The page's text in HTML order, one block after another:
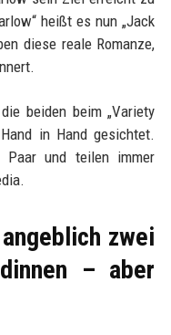
heißt es nun „Jack
diese reale Romanze,
beiden beim „Variety
in Hand gesichtet.
und teilen immer
zwei
– aber